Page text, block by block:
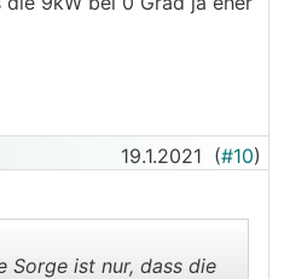
19.1.2021 (#10)
Sorge ist nur, dass die